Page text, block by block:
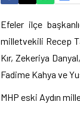
Efeler ilçe
milletvekili Recep
Kır, Zekeriya
Fadime Kahya ve
MHP eski Aydın